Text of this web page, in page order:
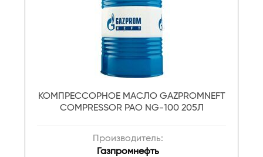
КОМПРЕССОРНОЕ МАСЛО GAZPROMNEFT
COMPRESSOR PAO NG-100 205Л
Производитель:
Газпромнефть